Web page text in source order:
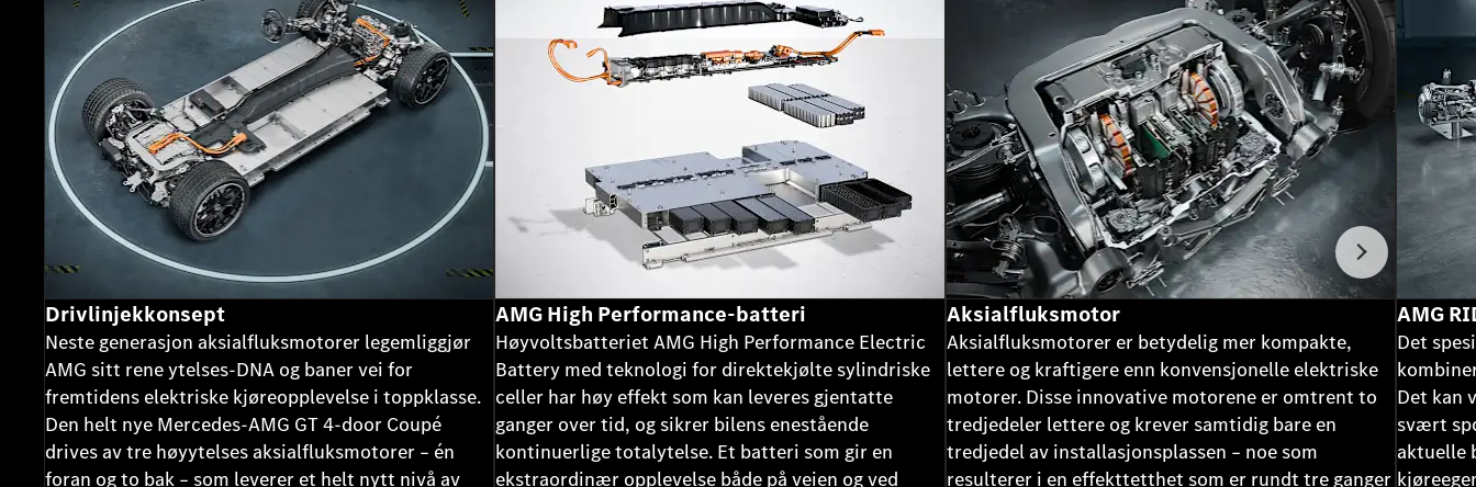
Neste
Drivlinjekkonsept
Neste generasjon aksialfluksmotorer legemliggjør
AMG sitt rene ytelses-DNA og baner vei for
fremtidens elektriske kjøreopplevelse i toppklasse.
Den helt nye Mercedes-AMG GT 4-door Coupé
drives av tre høyytelses aksialfluksmotorer – én
foran og to bak – som leverer et helt nytt nivå av
AMG High Performance-batteri
Høyvoltsbatteriet AMG High Performance Electric
Battery med teknologi for direktekjølte sylindriske
celler har høy effekt som kan leveres gjentatte
ganger over tid, og sikrer bilens enestående
kontinuerlige totalytelse. Et batteri som gir en
ekstraordinær opplevelse både på veien og ved
Aksialfluksmotor
Aksialfluksmotorer er betydelig mer kompakte,
lettere og kraftigere enn konvensjonelle elektriske
motorer. Disse innovative motorene er omtrent to
tredjedeler lettere og krever samtidig bare en
tredjedel av installasjonsplassen – noe som
resulterer i en effekttetthet som er rundt tre ganger
AMG
Det
Det kan
svært
aktuelle